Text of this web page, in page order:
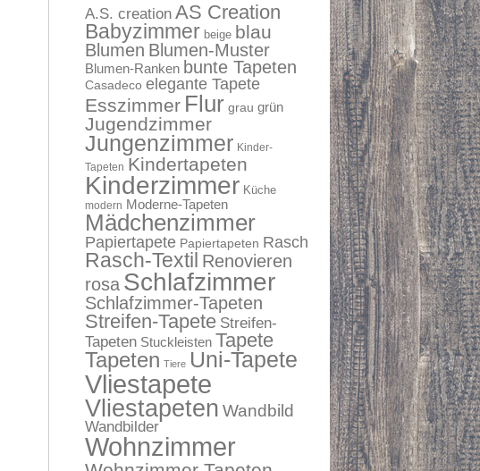
A.S. creation AS Creation
Babyzimmer beige blau
Blumen Blumen-Muster
Blumen-Ranken bunte Tapeten
Casadeco elegante Tapete
Esszimmer Flur grau grün
Jugendzimmer
Jungenzimmer Kinder-
Tapeten Kindertapeten
Kinderzimmer Küche
modern Moderne-Tapeten
Mädchenzimmer
Papiertapete Papiertapeten Rasch
Rasch-Textil Renovieren
rosa Schlafzimmer
Schlafzimmer-Tapeten
Streifen-Tapete Streifen-
Tapeten Stuckleisten Tapete
Tapeten Tiere Uni-Tapete
Vliestapete
Vliestapeten Wandbild
Wandbilder
Wohnzimmer